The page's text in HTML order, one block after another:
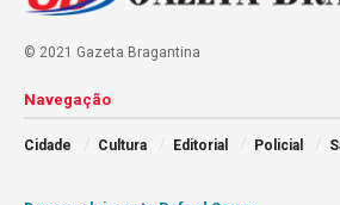
© 2021 Gazeta Bragantina
Navegação
Cidade Cultura Editorial Policial